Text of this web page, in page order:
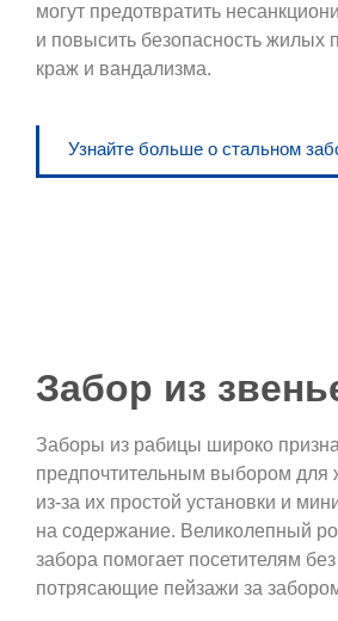
могут предотвратить
и повысить безопасность жилых
краж и вандализма.
Узнайте больше о стальном
Забор из
Заборы из рабицы широко
предпочтительным выбором для
из-за их простой установки и
на содержание. Великолепный
забора помогает посетителям
потрясающие пейзажи за